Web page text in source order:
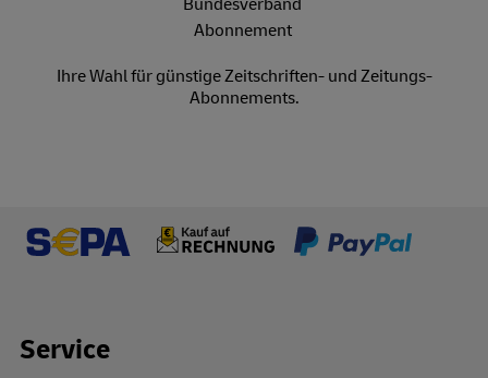
Ihre Wahl für günstige Zeitschriften- und Zeitungs-
Abonnements.
Footer Links
Service